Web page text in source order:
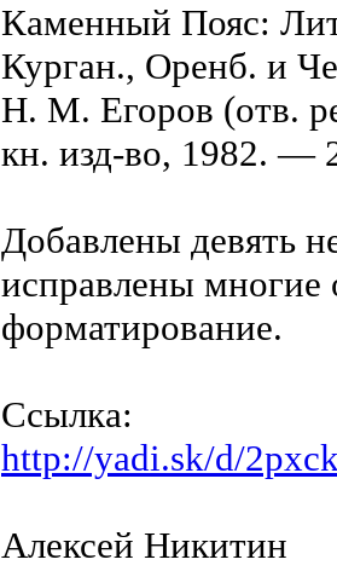
Каменный Пояс:
Курган., Оренб. и
Н. М. Егоров (отв.
кн. изд-во, 1982. —
Добавлены девять
исправлены
форматирование.
Ссылка:
http://yadi.sk/d/
Алексей Никитин